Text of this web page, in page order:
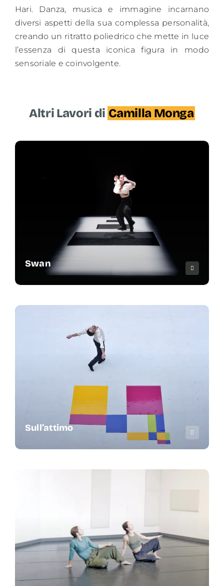
Hari. Danza, musica e immagine incarnano
diversi aspetti della sua complessa personalità,
creando un ritratto poliedrico che mette in luce
l’essenza di questa iconica figura in modo
sensoriale e coinvolgente.
Altri Lavori di Camilla Monga
Swan
Sull’attimo